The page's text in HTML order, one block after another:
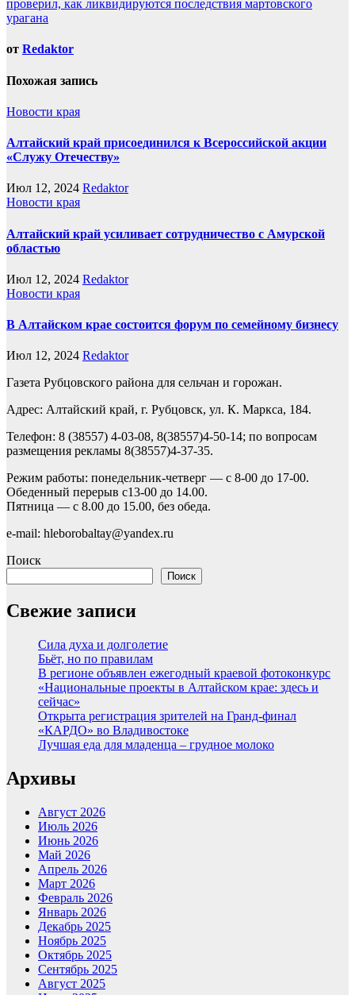
записям
проверил, как ликвидируются последствия мартовского
урагана
от Redaktor
Похожая запись
Новости края
Алтайский край присоединился к Всероссийской акции
«Служу Отечеству»
Июл 12, 2024 Redaktor
Новости края
Алтайский край усиливает сотрудничество с Амурской
областью
Июл 12, 2024 Redaktor
Новости края
В Алтайском крае состоится форум по семейному бизнесу
Июл 12, 2024 Redaktor
Газета Рубцовского района для сельчан и горожан.
Адрес: Алтайский край, г. Рубцовск, ул. К. Маркса, 184.
Телефон: 8 (38557) 4-03-08, 8(38557)4-50-14; по вопросам
размещения рекламы 8(38557)4-37-35.
Режим работы: понедельник-четверг — с 8-00 до 17-00.
Обеденный перерыв с13-00 до 14.00.
Пятница — с 8.00 до 15.00, без обеда.
e-mail: hleborobaltay@yandex.ru
Поиск
Поиск
Свежие записи
Сила духа и долголетие
Бьёт, но по правилам
В регионе объявлен ежегодный краевой фотоконкурс
«Национальные проекты в Алтайском крае: здесь и
сейчас»
Открыта регистрация зрителей на Гранд-финал
«КАРДО» во Владивостоке
Лучшая еда для младенца – грудное молоко
Архивы
Август 2026
Июль 2026
Июнь 2026
Май 2026
Апрель 2026
Март 2026
Февраль 2026
Январь 2026
Декабрь 2025
Ноябрь 2025
Октябрь 2025
Сентябрь 2025
Август 2025